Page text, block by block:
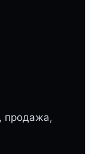
продажа,